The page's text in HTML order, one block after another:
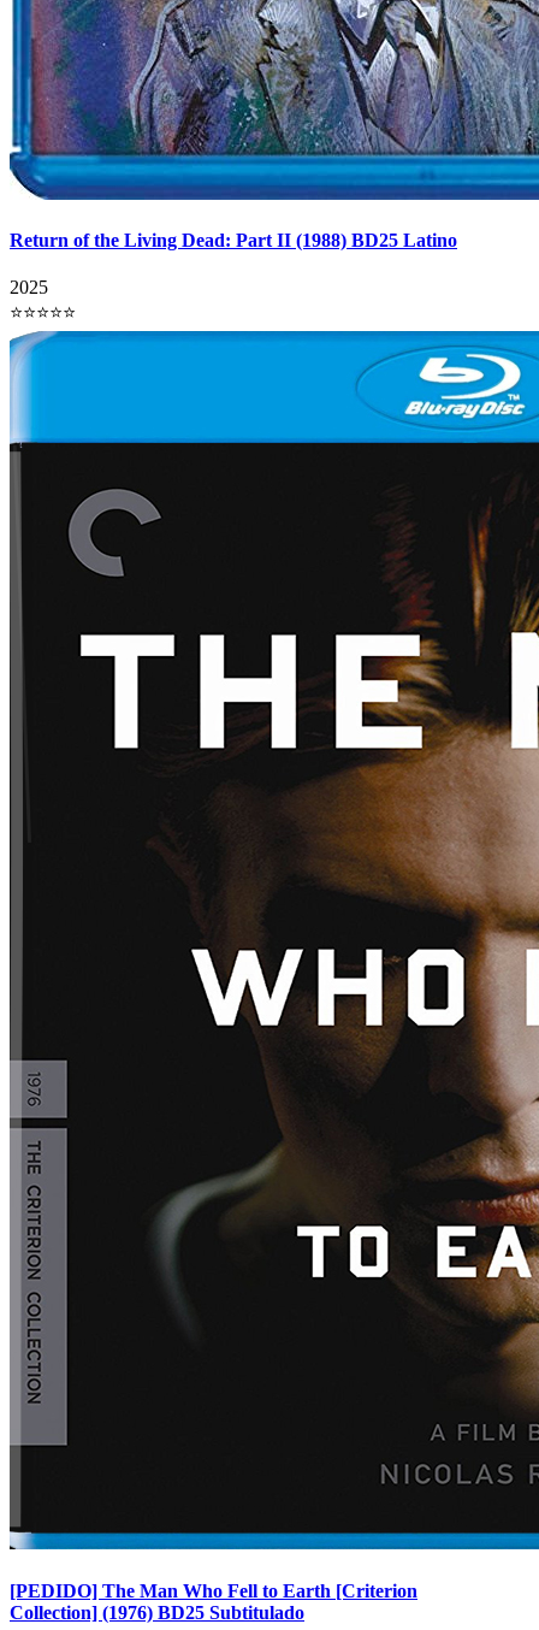
Return of the Living Dead: Part II (1988) BD25 Latino
2025
⭐⭐⭐⭐⭐
[PEDIDO] The Man Who Fell to Earth [Criterion
Collection] (1976) BD25 Subtitulado